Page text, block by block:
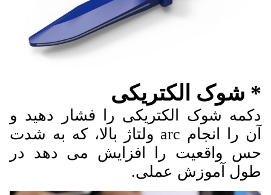
* شوک الکتریکی
دکمه شوک الکتریکی را فشار دهید و
آن را انجام arc ولتاژ بالا، که به شدت
حس واقعیت را افزایش می دهد
در
طول آموزش عملی.